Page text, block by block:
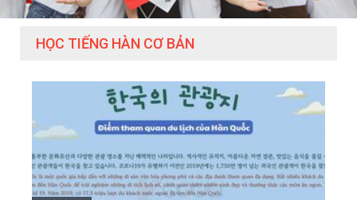
HỌC TIẾNG HÀN CƠ BẢN